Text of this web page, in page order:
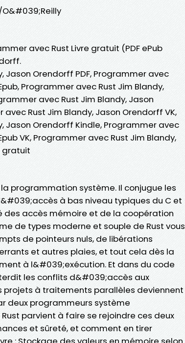
avec Rust Livre gratuit (PDF ePub
Jason Orendorff PDF, Programmer avec
Programmer avec Rust Jim Blandy,
avec Rust Jim Blandy, Jason
Rust Jim Blandy, Jason Orendorff VK,
Jason Orendorff Kindle, Programmer avec
VK, Programmer avec Rust Jim Blandy,
gratuit
programmation système. Il conjugue les
à bas niveau typiques du C et
des accès mémoire et de la coopération
de types moderne et souple de Rust vous
de pointeurs nuls, de libérations
et autres plaies, et tout cela dès la
à l&#039;exécution. Et dans du code
les conflits d&#039;accès aux
projets à traitements parallèles deviennent
deux programmeurs système
parvient à faire se rejoindre ces deux
et sûreté, et comment en tirer